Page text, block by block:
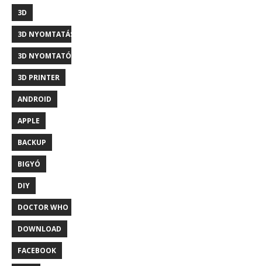
3D
3D NYOMTATÁS
3D NYOMTATÓ
3D PRINTER
ANDROID
APPLE
BACKUP
BIGYÓ
DIY
DOCTOR WHO
DOWNLOAD
FACEBOOK